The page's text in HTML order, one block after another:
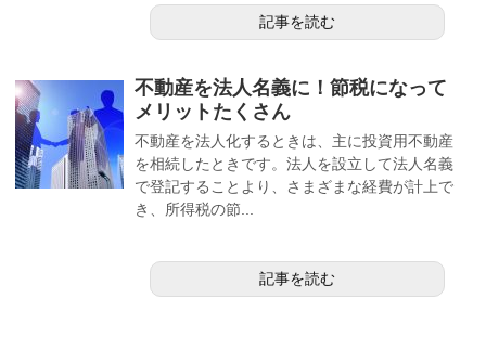
記事を読む
不動産を法人名義に！節税になって
メリットたくさん
不動産を法人化するときは、主に投資用不動産
を相続したときです。法人を設立して法人名義
で登記することより、さまざまな経費が計上で
き、所得税の節...
記事を読む